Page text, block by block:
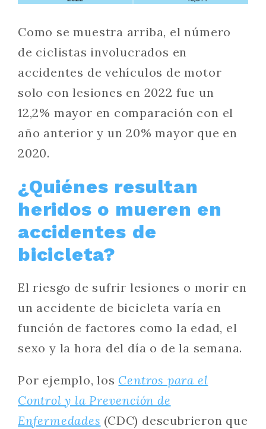
Como se muestra arriba, el número
de ciclistas involucrados en
accidentes de vehículos de motor
solo con lesiones en 2022 fue un
12,2% mayor en comparación con el
año anterior y un 20% mayor que en
2020.
¿Quiénes resultan
heridos o mueren en
accidentes de
bicicleta?
El riesgo de sufrir lesiones o morir en
un accidente de bicicleta varía en
función de factores como la edad, el
sexo y la hora del día o de la semana.
Por ejemplo, los Centros para el
Control y la Prevención de
Enfermedades (CDC) descubrieron que